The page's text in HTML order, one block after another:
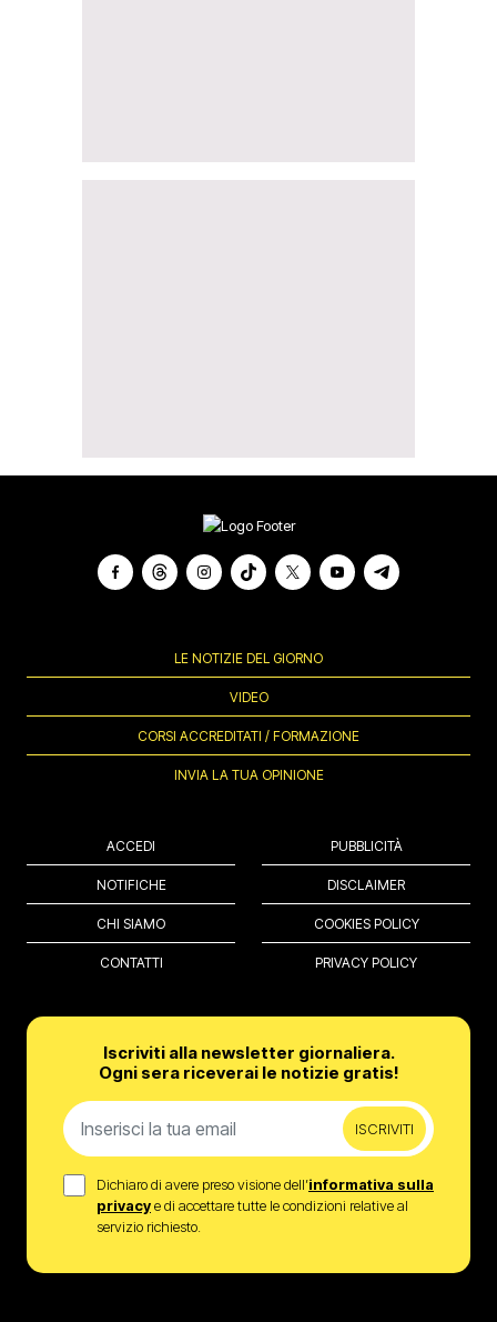
LE NOTIZIE DEL GIORNO
VIDEO
CORSI ACCREDITATI / FORMAZIONE
INVIA LA TUA OPINIONE
ACCEDI
NOTIFICHE
CHI SIAMO
CONTATTI
PUBBLICITÀ
DISCLAIMER
COOKIES POLICY
PRIVACY POLICY
Iscriviti alla newsletter giornaliera.
Ogni sera riceverai le notizie gratis!
ISCRIVITI
Dichiaro di avere preso visione dell’informativa sulla
privacye di accettare tutte le condizioni relative al
servizio richiesto.